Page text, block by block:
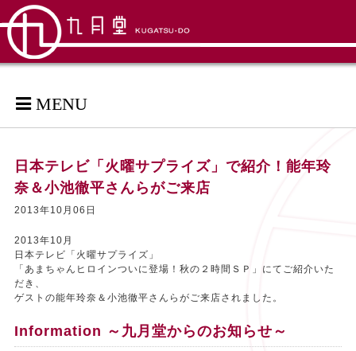
MENU
日本テレビ「火曜サプライズ」で紹介！能年玲
奈＆小池徹平さんらがご来店
2013年10月06日
2013年10月
日本テレビ「火曜サプライズ」
「あまちゃんヒロインついに登場！秋の２時間ＳＰ」にてご紹介いた
だき、
ゲストの能年玲奈＆小池徹平さんらがご来店されました。
Information ～九月堂からのお知らせ～